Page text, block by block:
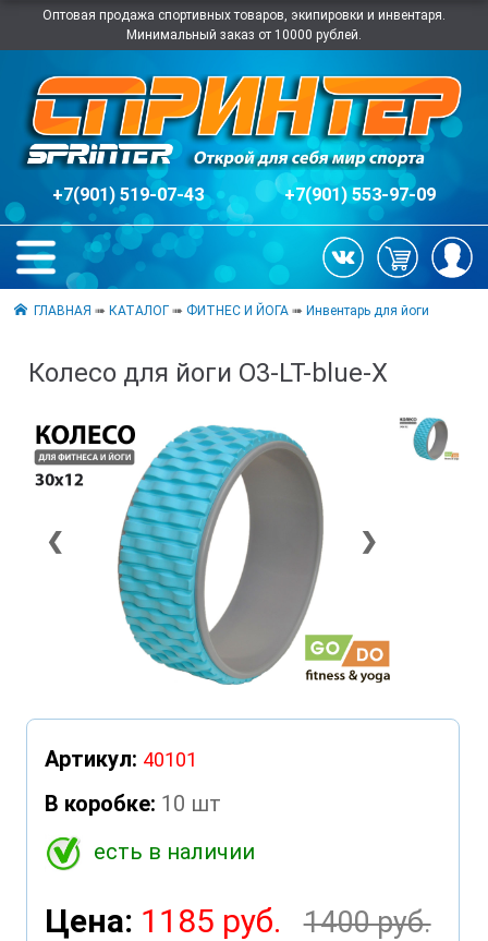
Оптовая продажа спортивных товаров, экипировки и инвентаря.
Минимальный заказ от 10000 рублей.
+7(901) 519-07-43 +7(901) 553-97-09
ГЛАВНАЯ ➠КАТАЛОГ ➠ ФИТНЕС И ЙОГА ➠Инвентарь для йоги
Колесо для йоги O3-LT-blue-X
❮ ❯
Артикул: 40101
В коробке: 10 шт
есть в наличии
Цена: 1185 руб. 1400 руб.